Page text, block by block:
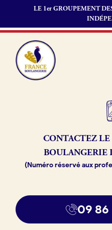
LE 1er GROUPEMENT
Je suis
boulanger
Je découvre
adhérer à
France
CONTACTEZ LE
BOULANGERIE
(Numéro réservé aux
09 86